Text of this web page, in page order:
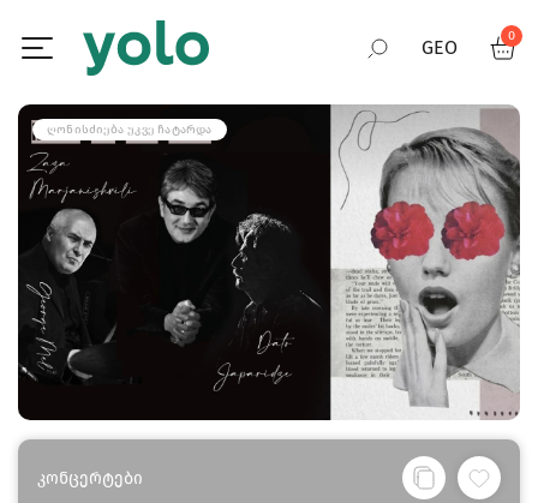
GEO
RUS
ENG
0
ᲦᲝᲜᲘᲡᲫᲘᲔᲑᲐ ᲣᲙᲕᲔ ᲩᲐᲢᲐᲠᲓᲐ
კონცერტები